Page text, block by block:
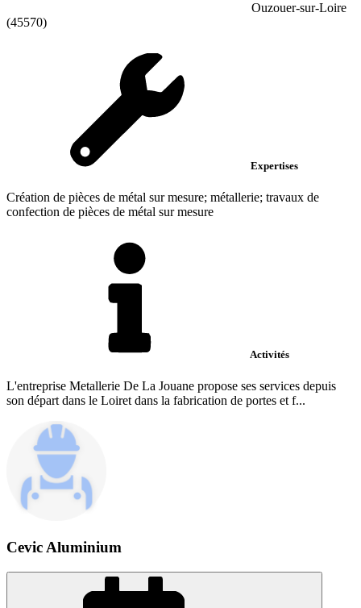
Ouzouer-sur-Loire
(45570)
Expertises
Création de pièces de métal sur mesure; métallerie; travaux de
confection de pièces de métal sur mesure
Activités
L'entreprise Metallerie De La Jouane propose ses services depuis
son départ dans le Loiret dans la fabrication de portes et f...
Cevic Aluminium